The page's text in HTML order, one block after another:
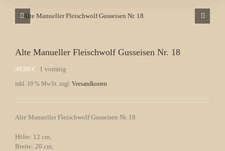
Alte Manueller Fleischwolf Gusseisen Nr. 18
49,00 € 1 vorrätig
inkl. 19 % MwSt. zzgl. Versandkosten
Alte Manueller Fleischwolf Gusseisen Nr. 18
Höhe: 12 cm,
Breite: 20 cm,